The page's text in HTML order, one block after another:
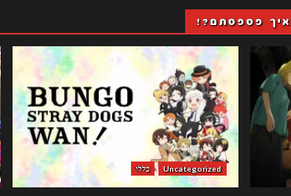
איך פספסתם?!
Uncategorized כללי